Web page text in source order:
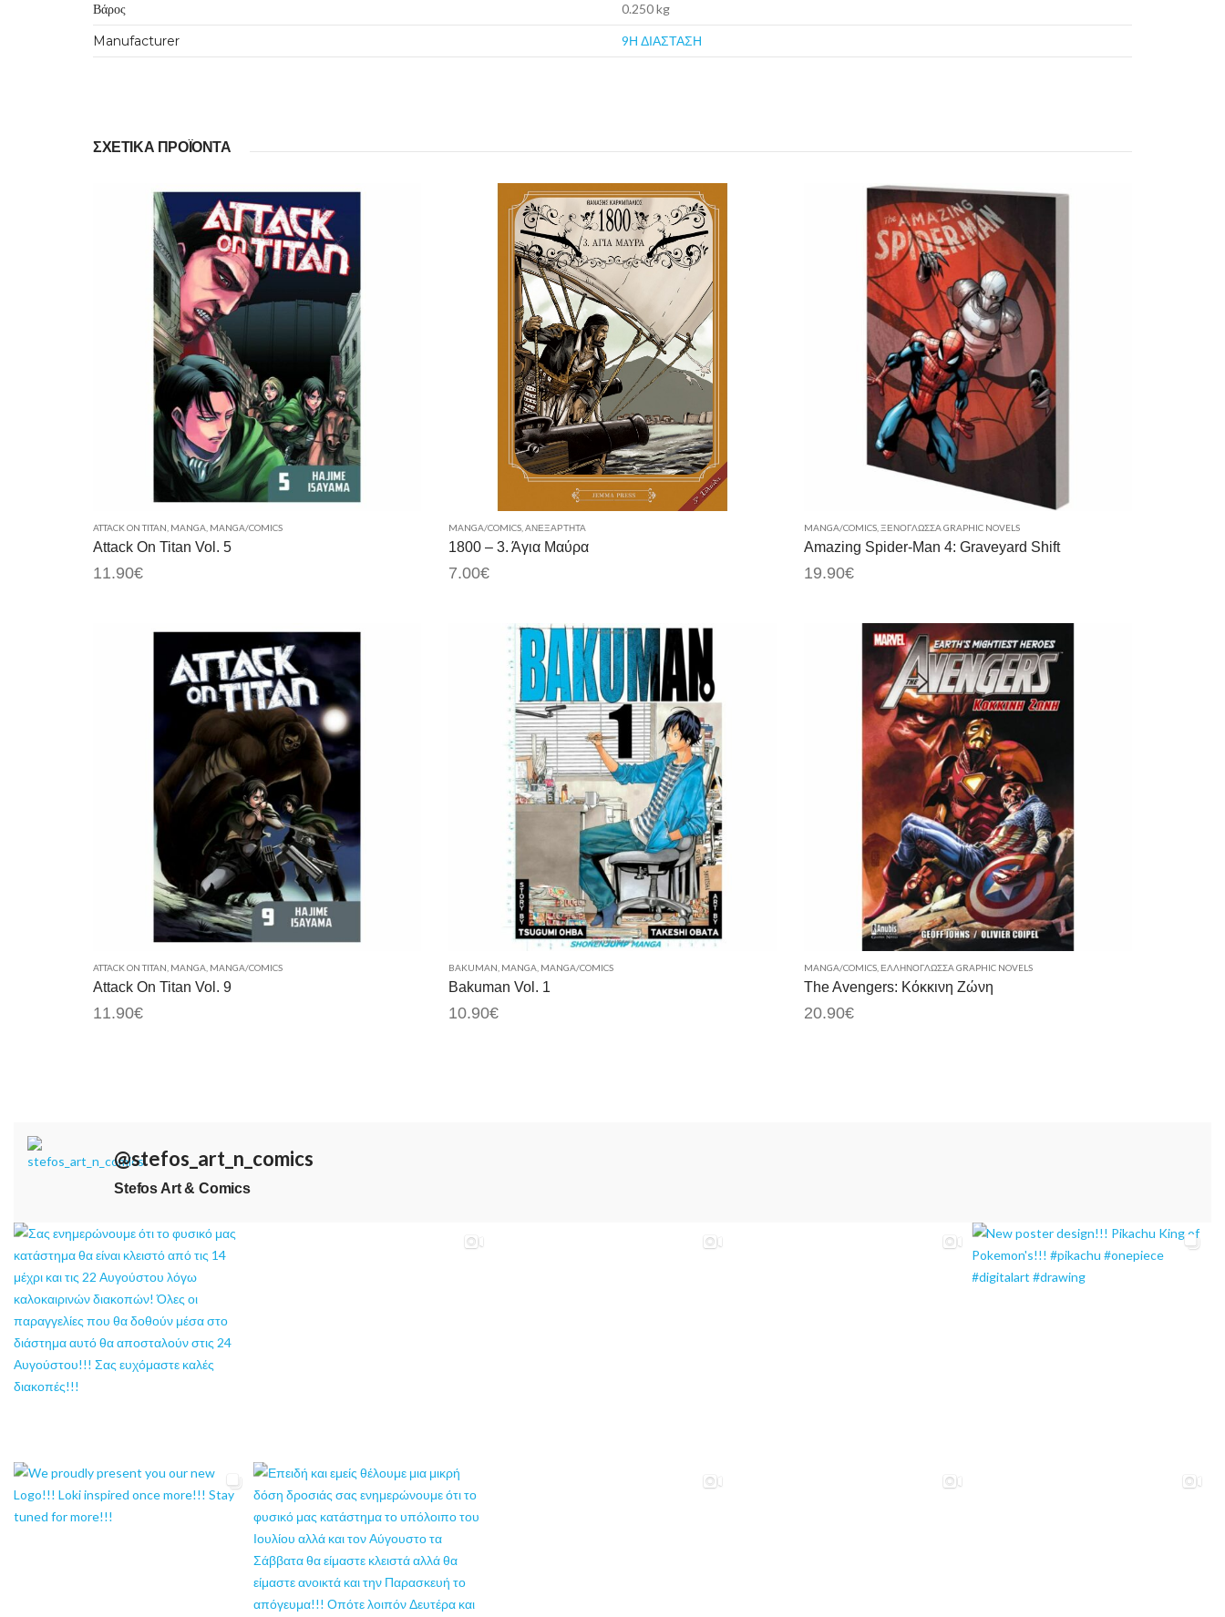
Βάρος 0.250 kg
Manufacturer 9Η ΔΙΑΣΤΑΣΗ
ΣΧΕΤΙΚΆ ΠΡΟΪΌΝΤΑ
ATTACK ON TITAN MANGA MANGA/COMICS
Attack On Titan Vol. 5
11.90€
MANGA/COMICS, ΑΝΕΞΆΡΤΗΤΑ
1800 – 3. Άγια Μαύρα
7.00€
MANGA/COMICS, ΞΕΝΌΓΛΩΣΣΑ GRAPHIC NOVELS
Amazing Spider-Man 4: Graveyard Shift
19.90€
ATTACK ON TITAN MANGA MANGA/COMICS
Attack On Titan Vol. 9
11.90€
BAKUMAN MANGA MANGA/COMICS
Bakuman Vol. 1
10.90€
MANGA/COMICS, ΕΛΛΗΝΌΓΛΩΣΣΑ GRAPHIC NOVELS
The Avengers: Κόκκινη Ζώνη
20.90€
@stefos_art_n_comics
Stefos Art & Comics